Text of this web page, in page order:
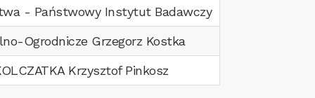
- Państwowy Instytut Badawczy
Ogrodnicze Grzegorz Kostka
Krzysztof Pinkosz